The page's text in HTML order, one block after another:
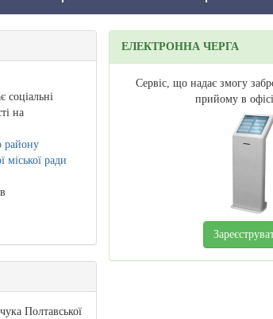
соціальні
на
району
міської ради
Полтавської
ЕЛЕКТРОННА ЧЕРГА
Сервіс, що надає змогу
прийому в